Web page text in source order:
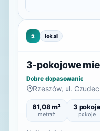
2 lokal
3-pokojowe
Dobre dopasowanie
Rzeszów, ul.
61,08 m²
metraż
3 pokoje
pokoje